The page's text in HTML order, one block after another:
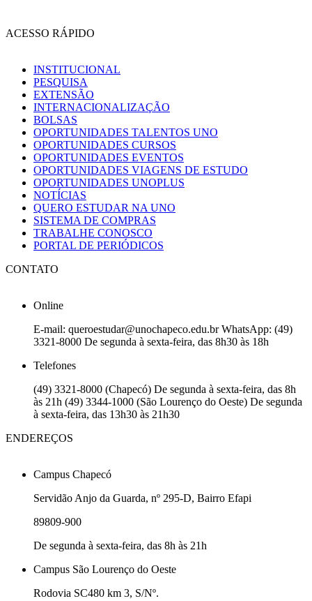
ACESSO RÁPIDO
INSTITUCIONAL
PESQUISA
EXTENSÃO
INTERNACIONALIZAÇÃO
BOLSAS
OPORTUNIDADES TALENTOS UNO
OPORTUNIDADES CURSOS
OPORTUNIDADES EVENTOS
OPORTUNIDADES VIAGENS DE ESTUDO
OPORTUNIDADES UNOPLUS
NOTÍCIAS
QUERO ESTUDAR NA UNO
SISTEMA DE COMPRAS
TRABALHE CONOSCO
PORTAL DE PERIÓDICOS
CONTATO
Online
E-mail: queroestudar@unochapeco.edu.br WhatsApp: (49)
3321-8000 De segunda à sexta-feira, das 8h30 às 18h
Telefones
(49) 3321-8000 (Chapecó) De segunda à sexta-feira, das 8h
às 21h (49) 3344-1000 (São Lourenço do Oeste) De segunda
à sexta-feira, das 13h30 às 21h30
ENDEREÇOS
Campus Chapecó
Servidão Anjo da Guarda, nº 295-D, Bairro Efapi
89809-900
De segunda à sexta-feira, das 8h às 21h
Campus São Lourenço do Oeste
Rodovia SC480 km 3, S/Nº.